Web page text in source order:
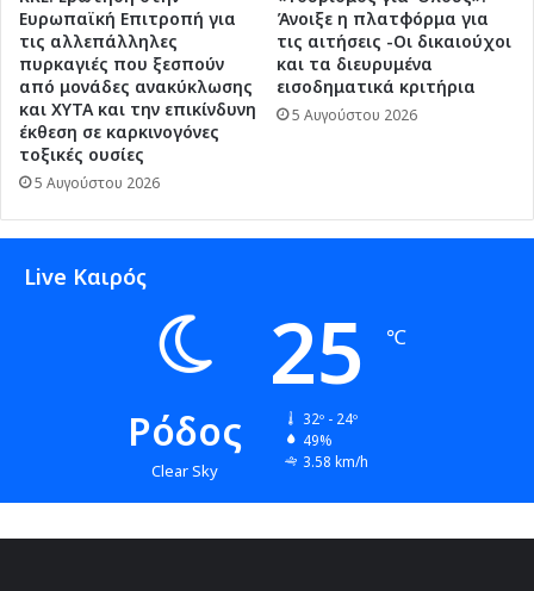
Ευρωπαϊκή Επιτροπή για
τις αλλεπάλληλες
πυρκαγιές που ξεσπούν
από μονάδες ανακύκλωσης
και ΧΥΤΑ και την επικίνδυνη
έκθεση σε καρκινογόνες
τοξικές ουσίες
5 Αυγούστου 2026
Άνοιξε η πλατφόρμα για
τις αιτήσεις -Οι δικαιούχοι
και τα διευρυμένα
εισοδηματικά κριτήρια
5 Αυγούστου 2026
Live Καιρός
Ρόδος
Clear Sky
25 ℃
32º - 24º
49%
3.58 km/h